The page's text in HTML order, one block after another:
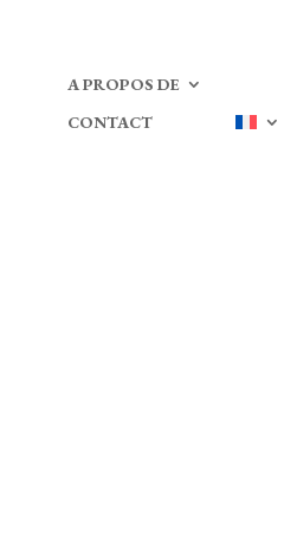
A PROPOS DE
CONTACT